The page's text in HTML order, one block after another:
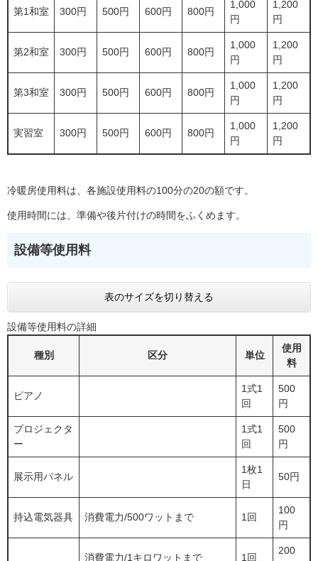
第1和室 300円 500円 600円 800円
1,000
円
1,200
円
第2和室 300円 500円 600円 800円
1,000
円
1,200
円
第3和室 300円 500円 600円 800円
1,000
円
1,200
円
実習室 300円 500円 600円 800円
1,000
円
1,200
円
冷暖房使用料は、各施設使用料の100分の20の額です。
使用時間には、準備や後片付けの時間をふくめます。
設備等使用料
表のサイズを切り替える
設備等使用料の詳細
種別 区分 単位
使用
料
ピアノ
1式1
回
500
円
プロジェクタ
ー
1式1
回
500
円
展示用パネル
1枚1
日
50円
持込電気器具 消費電力/500ワットまで 1回
100
円
消費電力/1キロワットまで 1回
200